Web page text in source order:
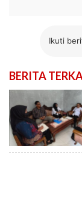
Ikuti
BERITA